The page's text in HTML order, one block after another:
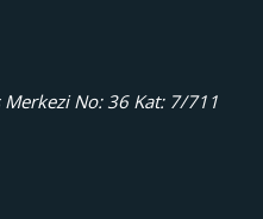
Merkezi No: 36 Kat: 7/711